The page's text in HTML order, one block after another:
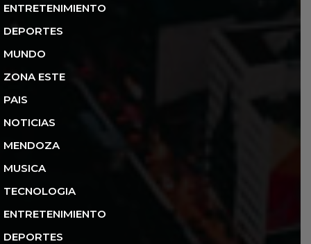
ENTRETENIMIENTO
DEPORTES
MUNDO
ZONA ESTE
PAIS
NOTICIAS
MENDOZA
MUSICA
TECNOLOGIA
ENTRETENIMIENTO
DEPORTES